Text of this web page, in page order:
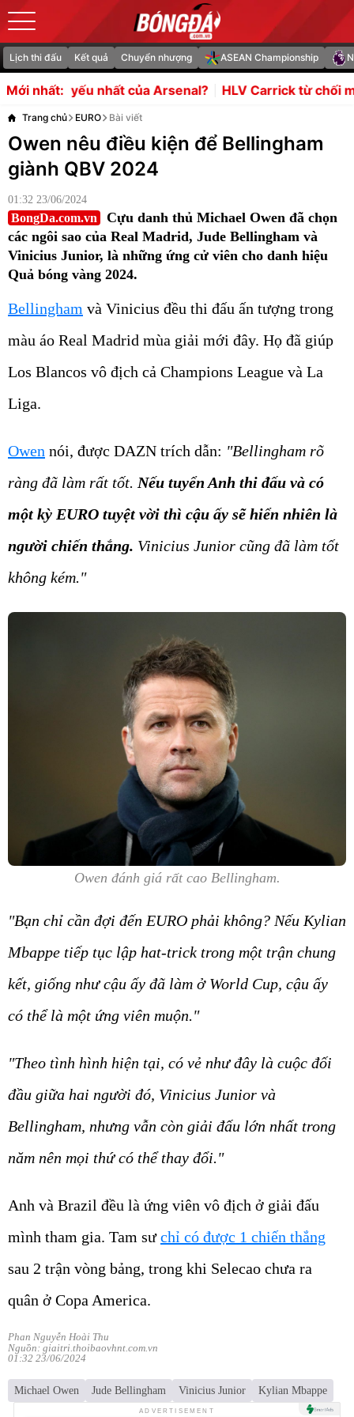
Lịch thi đấu Kết quả Chuyển nhượng ASEAN Championship
Mới nhất:
Arsenal? HLV Carrick từ chối mua Manu Kone 50
Trang chủ EURO Bài viết
Owen nêu điều kiện để Bellingham
giành QBV 2024
01:32 23/06/2024
BongDa.com.vn
Cựu danh thủ Michael Owen đã chọn
các ngôi sao của Real Madrid, Jude Bellingham và
Vinicius Junior, là những ứng cử viên cho danh hiệu
Quả bóng vàng 2024.
Bellingham và Vinicius đều thi đấu ấn tượng trong
màu áo Real Madrid mùa giải mới đây. Họ đã giúp
Los Blancos vô địch cả Champions League và La
Liga.
Owen nói, được DAZN trích dẫn: "Bellingham rõ
ràng đã làm rất tốt. Nếu tuyển Anh thi đấu và có
một kỳ EURO tuyệt vời thì cậu ấy sẽ hiển nhiên là
người chiến thắng. Vinicius Junior cũng đã làm tốt
không kém."
Owen đánh giá rất cao Bellingham.
"Bạn chỉ cần đợi đến EURO phải không? Nếu Kylian
Mbappe tiếp tục lập hat-trick trong một trận chung
kết, giống như cậu ấy đã làm ở World Cup, cậu ấy
có thể là một ứng viên muộn."
"Theo tình hình hiện tại, có vẻ như đây là cuộc đối
đầu giữa hai người đó, Vinicius Junior và
Bellingham, nhưng vẫn còn giải đấu lớn nhất trong
năm nên mọi thứ có thể thay đổi."
Anh và Brazil đều là ứng viên vô địch ở giải đấu
mình tham gia. Tam sưchỉ có được 1 chiến thắng
sau 2 trận vòng bảng, trong khi Selecao chưa ra
quân ở Copa America.
Phan Nguyễn Hoài Thu
Nguồn: giaitri.thoibaovhnt.com.vn
01:32 23/06/2024
Michael Owen Jude Bellingham Vinicius Junior Kylian Mbappe
ADVERTISEMENT